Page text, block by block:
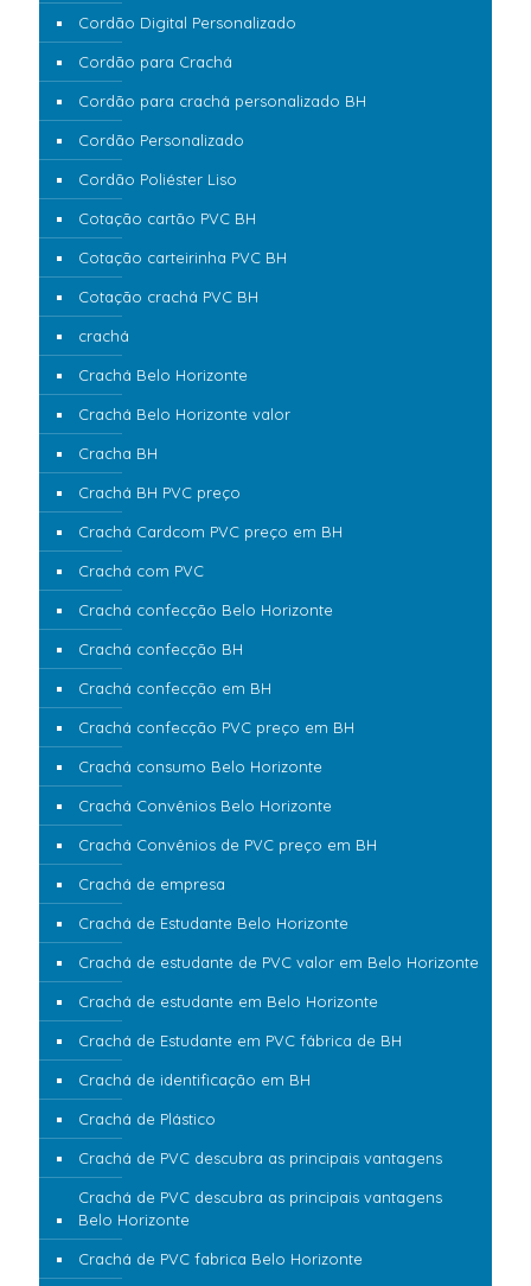
Cordão Digital Personalizado
Cordão para Crachá
Cordão para crachá personalizado BH
Cordão Personalizado
Cordão Poliéster Liso
Cotação cartão PVC BH
Cotação carteirinha PVC BH
Cotação crachá PVC BH
crachá
Crachá Belo Horizonte
Crachá Belo Horizonte valor
Cracha BH
Crachá BH PVC preço
Crachá Cardcom PVC preço em BH
Crachá com PVC
Crachá confecção Belo Horizonte
Crachá confecção BH
Crachá confecção em BH
Crachá confecção PVC preço em BH
Crachá consumo Belo Horizonte
Crachá Convênios Belo Horizonte
Crachá Convênios de PVC preço em BH
Crachá de empresa
Crachá de Estudante Belo Horizonte
Crachá de estudante de PVC valor em Belo Horizonte
Crachá de estudante em Belo Horizonte
Crachá de Estudante em PVC fábrica de BH
Crachá de identificação em BH
Crachá de Plástico
Crachá de PVC descubra as principais vantagens
Crachá de PVC descubra as principais vantagens
Belo Horizonte
Crachá de PVC fabrica Belo Horizonte